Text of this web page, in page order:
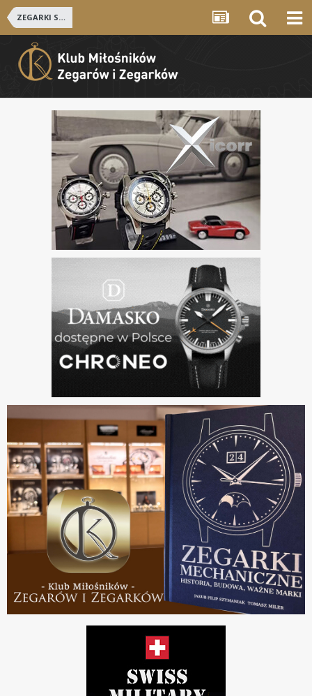
ZEGARKI SZWAJCARSKIE i NIEMIECKIE